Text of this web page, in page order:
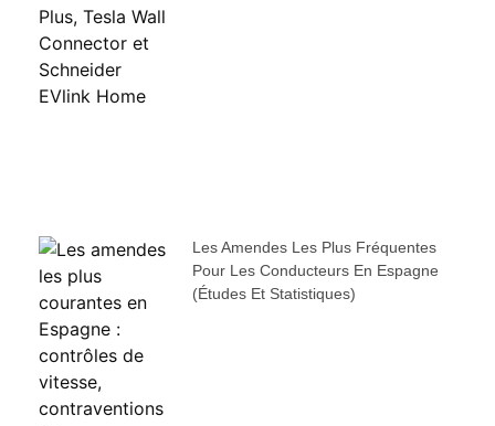
Les Amendes Les Plus Fréquentes
Pour Les Conducteurs En Espagne
(études Et Statistiques)